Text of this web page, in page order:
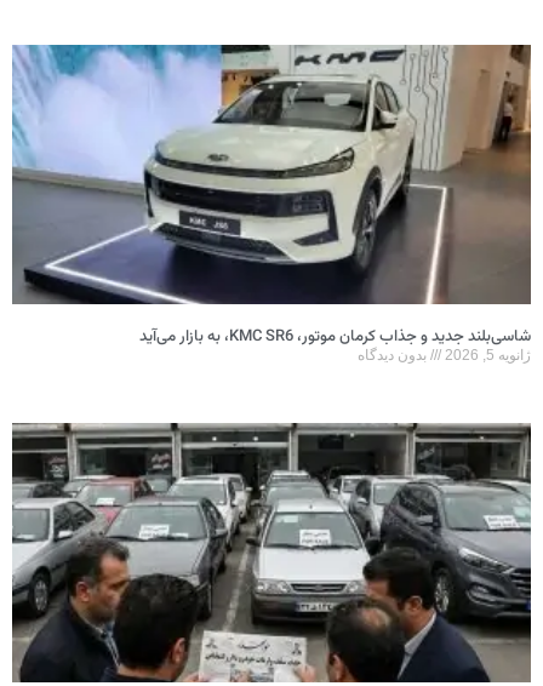
شاسی‌بلند جدید و جذاب کرمان موتور، KMC SR6، به بازار می‌آید
ژانویه 5, 2026 بدون دیدگاه